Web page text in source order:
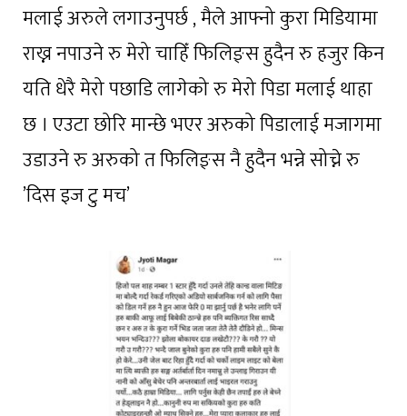
मलाई अरुले लगाउनुपर्छ , मैले आफ्नो कुरा मिडियामा
राख्न नपाउने रु मेरो चाहिँ फिलिङ्स हुदैन रु हजुर किन
यति धेरै मेरो पछाडि लागेको रु मेरो पिडा मलाई थाहा
छ । एउटा छोरि मान्छे भएर अरुको पिडालाई मजागमा
उडाउने रु अरुको त फिलिङ्स नै हुदैन भन्ने सोच्ने रु
’दिस इज टु मच’